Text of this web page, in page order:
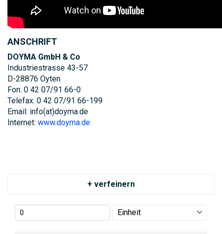
ANSCHRIFT
DOYMA GmbH & Co
Industriestrasse 43-57
D-28876 Oyten
Fon: 0 42 07/91 66-0
Telefax: 0 42 07/91 66-199
Email: info(at)doyma.de
Internet: www.doyma.de
+ verfeinern